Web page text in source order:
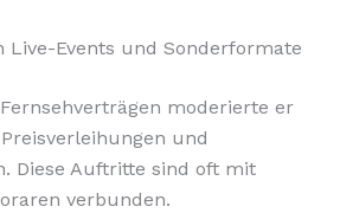
Live-Events und Sonderformate
moderierte er
und
Diese Auftritte sind oft mit
verbunden.